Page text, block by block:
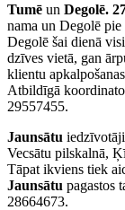
Tumē un Degolē.
nama un Degolē
Degolē šai dienā
dzīves vietā, gan
klientu
Atbildīgā
29557455.
Jaunsātu
Vecsātu pilskalnā,
Tāpat ikviens tiek
Jaunsātu pagastos
28664673.